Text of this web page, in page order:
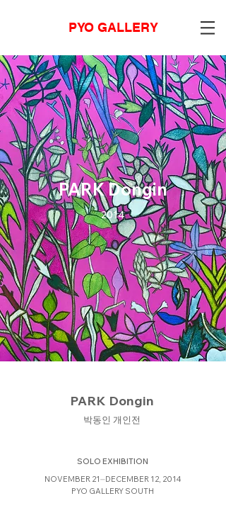
PYO GALLERY
PARK Dongin
2014
PARK Dongin
박동인 개인전
SOLO EXHIBITION
NOVEMBER 21⏤DECEMBER 12, 2014
PYO GALLERY SOUTH